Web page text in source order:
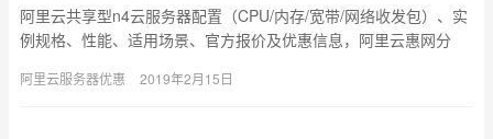
阿里云共享型n4云服务器配置（CPU/内存/宽带/网络收发包）、实
例规格、性能、适用场景、官方报价及优惠信息，阿里云惠网分
阿里云服务器优惠 2019年2月15日